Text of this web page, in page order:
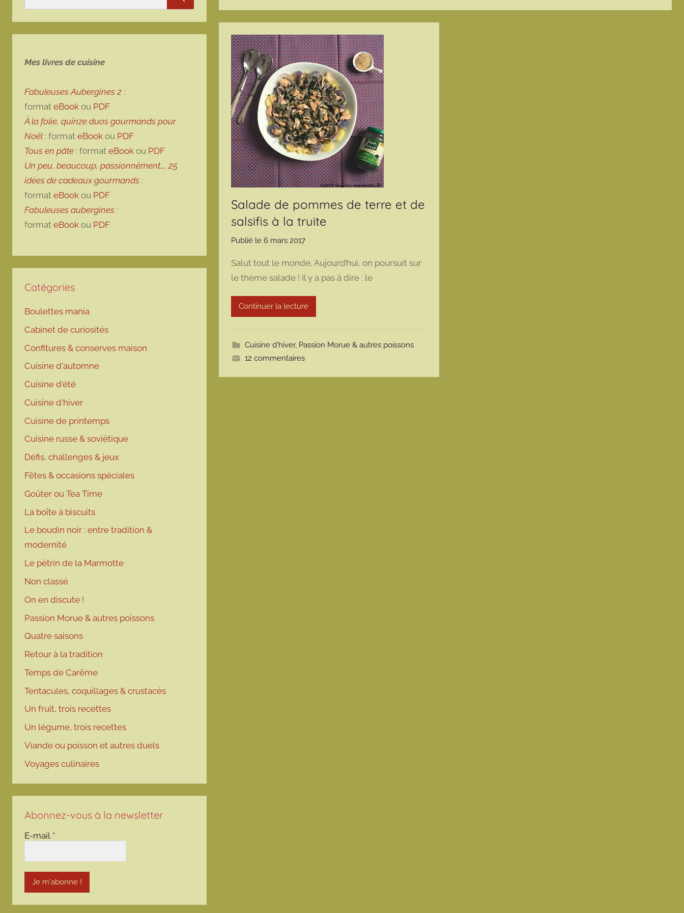
Salade de pommes de terre et de
salsifis à la truite
Publié le 6 mars 2017p
r
m
r
m
t
Salut tout le monde, Aujourd’hui, on poursuit sur
le thème salade ! Il y a pas à dire : le
Continuer la lecture
Cuisine d'hiver, Passion Morue & autres poissons
12 commentaires
Rechercher
Mes livres de cuisine
Fabuleuses Aubergines 2 :
format eBook ou PDF
À la folie, quinze duos gourmands pour
Noël : format eBook ou PDF
Tous en pâte : format eBook ou PDF
Un peu, beaucoup, passionnément…, 25
idées de cadeaux gourmands :
format eBook ou PDF
Fabuleuses aubergines :
format eBook ou PDF
Catégories
Boulettes mania
Cabinet de curiosités
Confitures & conserves maison
Cuisine d'automne
Cuisine d'été
Cuisine d'hiver
Cuisine de printemps
Cuisine russe & soviétique
Défis, challenges & jeux
Fêtes & occasions spéciales
Goûter ou Tea Time
La boîte à biscuits
Le boudin noir : entre tradition &
modernité
Le pétrin de la Marmotte
Non classé
On en discute !
Passion Morue & autres poissons
Quatre saisons
Retour à la tradition
Temps de Carême
Tentacules, coquillages & crustacés
Un fruit, trois recettes
Un légume, trois recettes
Viande ou poisson et autres duels
Voyages culinaires
Abonnez-vous à la newsletter
E-mail *